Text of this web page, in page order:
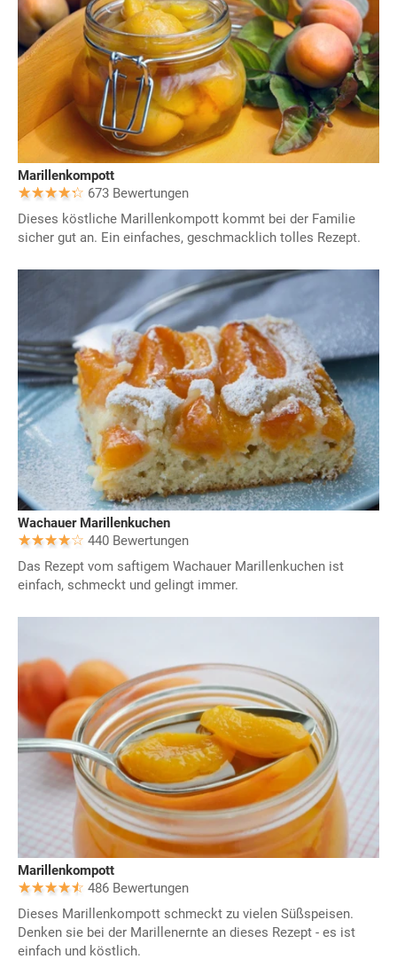
Marillenkompott
673 Bewertungen
Dieses köstliche Marillenkompott kommt bei der Familie
sicher gut an. Ein einfaches, geschmacklich tolles Rezept.
Wachauer Marillenkuchen
440 Bewertungen
Das Rezept vom saftigem Wachauer Marillenkuchen ist
einfach, schmeckt und gelingt immer.
Marillenkompott
486 Bewertungen
Dieses Marillenkompott schmeckt zu vielen Süßspeisen.
Denken sie bei der Marillenernte an dieses Rezept - es ist
einfach und köstlich.